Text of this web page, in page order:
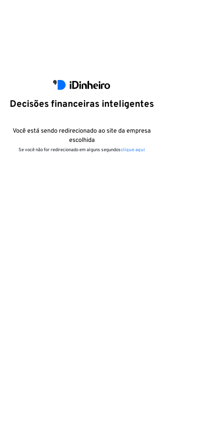
Decisões financeiras inteligentes
Você está sendo redirecionado ao site da empresa
escolhida
Se você não for redirecionado em alguns segundosclique aqui